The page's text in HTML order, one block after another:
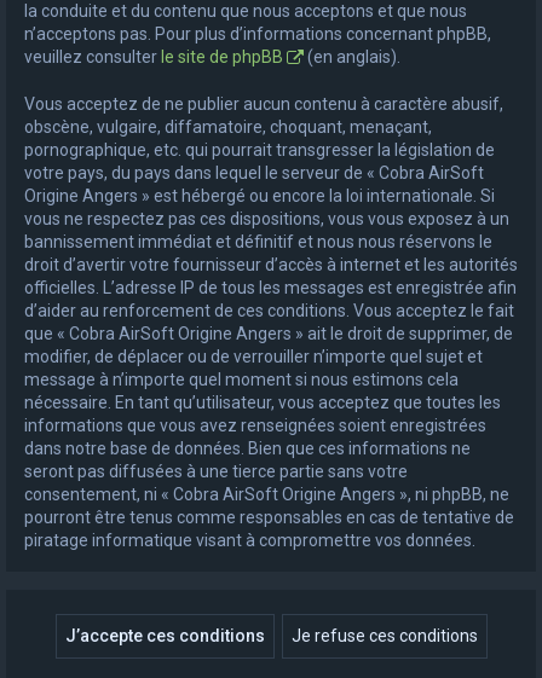
la conduite et du contenu que nous acceptons et que nous
n’acceptons pas. Pour plus d’informations concernant phpBB,
veuillez consulter le site de phpBB (en anglais).
Vous acceptez de ne publier aucun contenu à caractère abusif,
obscène, vulgaire, diffamatoire, choquant, menaçant,
pornographique, etc. qui pourrait transgresser la législation de
votre pays, du pays dans lequel le serveur de « Cobra AirSoft
Origine Angers » est hébergé ou encore la loi internationale. Si
vous ne respectez pas ces dispositions, vous vous exposez à un
bannissement immédiat et définitif et nous nous réservons le
droit d’avertir votre fournisseur d’accès à internet et les autorités
officielles. L’adresse IP de tous les messages est enregistrée afin
d’aider au renforcement de ces conditions. Vous acceptez le fait
que « Cobra AirSoft Origine Angers » ait le droit de supprimer, de
modifier, de déplacer ou de verrouiller n’importe quel sujet et
message à n’importe quel moment si nous estimons cela
nécessaire. En tant qu’utilisateur, vous acceptez que toutes les
informations que vous avez renseignées soient enregistrées
dans notre base de données. Bien que ces informations ne
seront pas diffusées à une tierce partie sans votre
consentement, ni « Cobra AirSoft Origine Angers », ni phpBB, ne
pourront être tenus comme responsables en cas de tentative de
piratage informatique visant à compromettre vos données.